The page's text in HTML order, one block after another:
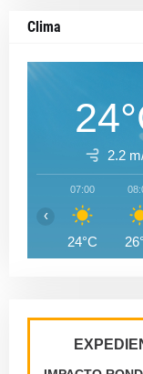
Clima
2.2
07:00
24°C
‹